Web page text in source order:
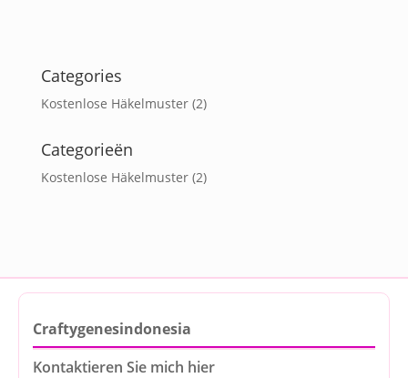
Categories
Kostenlose Häkelmuster(2)
Categorieën
Kostenlose Häkelmuster(2)
Craftygenesindonesia
Kontaktieren Sie mich hier